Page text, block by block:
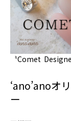
〝Comet
‘ano’anoオ
ー